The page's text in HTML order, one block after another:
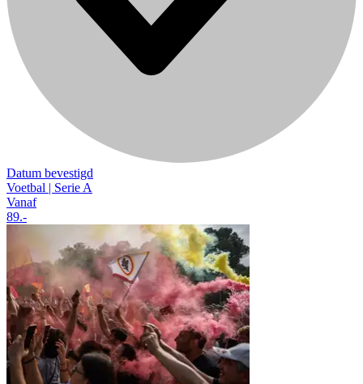
Datum bevestigd
Voetbal | Serie A
Vanaf
89.-